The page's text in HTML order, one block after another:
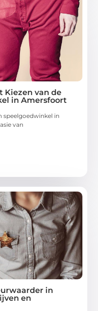
Kiezen van de
in Amersfoort
speelgoedwinkel in
van
in
en